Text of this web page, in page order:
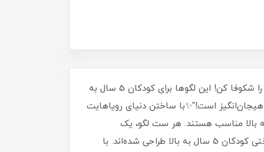
"لگوهای ماجراجویی ذهناز قطعات کوچک تا دنیای بزرگ، با ماجراجویی در لگوهای ما، حافظه‌ات را تقویت کن و خلاقیتت را شکوفا کن! این لگوها برای کودکان 5 سال به
است!"✨با ساختن دنیای رویاهایت
سرگرم شو و حافظه‌ات را قوی‌تر کن. این لگوهای جذاب با طرح‌های متنوع، برای کودکان 5 سال به بالا مناسب هستند. هر ست لگو، یک
ماجراجویی جدید است!"از قطعات ساده تا چالش‌های پیچیده، لگوهای ما برای تقویت حافظه و افزایش مهارت‌های شناختی کودکان 5 سال به بالا طراحی شده‌اند. با